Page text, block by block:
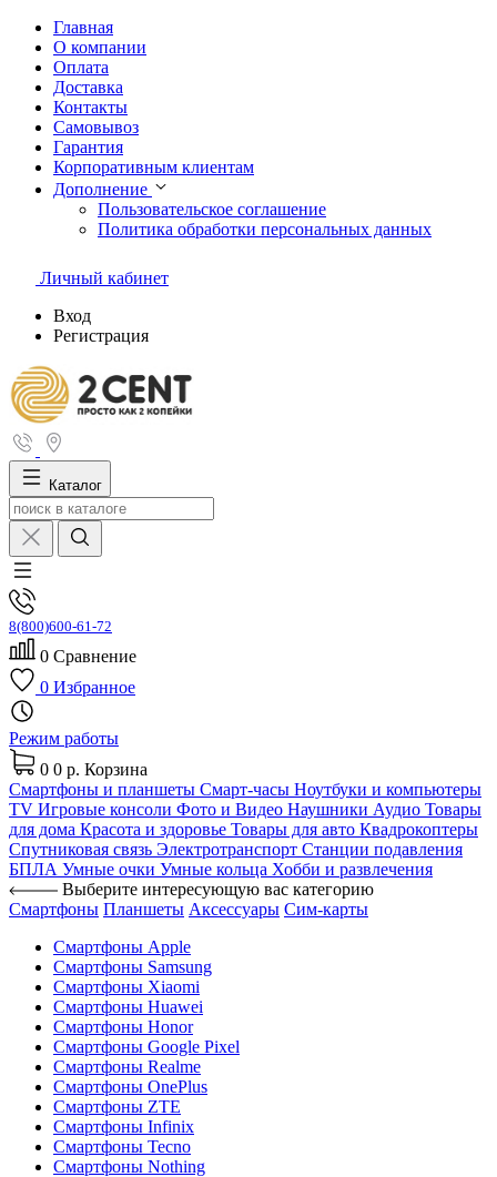
Главная
О компании
Оплата
Доставка
Контакты
Самовывоз
Гарантия
Корпоративным клиентам
Дополнение
Пользовательское соглашение
Политика обработки персональных данных
Личный кабинет
Вход
Регистрация
Каталог
8(800)600-61-72
0 Сравнение
0 Избранное
Режим работы
0 0 р. Корзина
Смартфоны и планшеты Смарт-часы Ноутбуки и компьютеры
TV Игровые консоли Фото и Видео Наушники Аудио Товары
для дома Красота и здоровье Товары для авто Квадрокоптеры
Спутниковая связь Электротранспорт Станции подавления
БПЛА Умные очки Умные кольца Хобби и развлечения
Выберите интересующую вас категорию
Смартфоны Планшеты Аксессуары Сим-карты
Смартфоны Apple
Смартфоны Samsung
Смартфоны Xiaomi
Смартфоны Huawei
Смартфоны Honor
Смартфоны Google Pixel
Смартфоны Realme
Смартфоны OnePlus
Смартфоны ZTE
Смартфоны Infinix
Смартфоны Tecno
Смартфоны Nothing